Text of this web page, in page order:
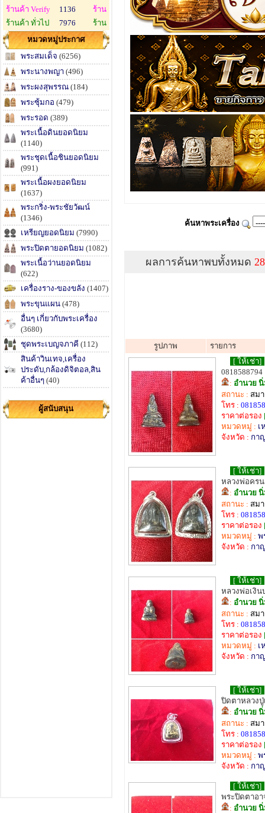
ร้านค้า Verify 1136
ร้าน
ร้านค้า ทั่วไป
7976
ร้าน
หมวดหมู่ประกาศ
พระสมเด็จ (6256)
พระนางพญา (496)
พระผงสุพรรณ (184)
พระซุ้มกอ (479)
พระรอด (389)
พระเนื้อดินยอดนิยม
(1140)
พระชุดเนื้อชินยอดนิยม
(991)
พระเนื้อผงยอดนิยม
(1637)
พระกริ่ง-พระชัยวัฒน์
(1346)
เหรียญยอดนิยม (7990)
พระปิดตายอดนิยม (1082)
พระเนื้อว่านยอดนิยม
(622)
เครื่องราง-ของขลัง (1407)
พระขุนแผน (478)
อื่นๆ เกี่ยวกับพระเครื่อง
(3680)
ชุดพระเบญจภาคี (112)
สินค้าวินเทจ,เครื่อง
ประดับ,กล้องดิจิตอล,สิน
ค้าอื่นๆ (40)
ผู้สนับสนุน
ค้นหาพระเครื่อง
ผลการค้นหาพบทั้งหมด
รูปภาพ
รายการ
[ ให้เช่า]
0818588794
: อำนวย
สถานะ : สม
โทร :
ราคาต่อรอง
หมวดหมู่ : เ
จังหวัด : กา
[ ให้เช่า]
หลวงพ่อคร
: อำนวย
สถานะ : สม
โทร :
ราคาต่อรอง
หมวดหมู่ : พ
จังหวัด : กา
[ ให้เช่า]
หลวงพ่อเงิ
: อำนวย
สถานะ : สม
โทร :
ราคาต่อรอง
หมวดหมู่ : เ
จังหวัด : กา
[ ให้เช่า]
ปิดตาหลวงปู่
: อำนวย
สถานะ : สม
โทร :
ราคาต่อรอง
หมวดหมู่ : พ
จังหวัด : กา
[ ให้เช่า]
พระปิดตาอา
: อำนวย